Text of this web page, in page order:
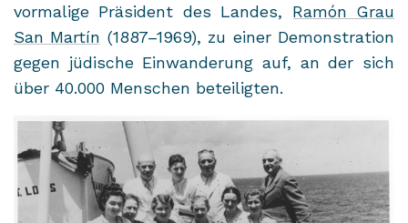
vor­ma­li­ge Prä­si­dent des Lan­des, Ramón Grau
San Martín (1887–1969), zu einer De­mons­tra­ti­on
gegen jü­di­sche Ein­wan­de­rung auf, an der sich
über 40.000 Men­schen be­tei­lig­ten.